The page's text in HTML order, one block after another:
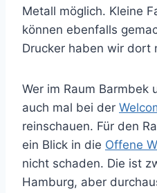
Metall möglich. Kleine
können ebenfalls
Drucker haben wir dort
Wer im Raum Barmbek
auch mal bei der
reinschauen. Für den
ein Blick in die Offene
nicht schaden. Die ist
Hamburg, aber